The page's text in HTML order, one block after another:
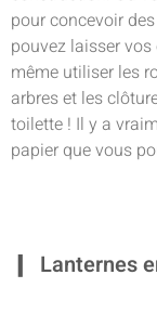
pour concevoir
pouvez laisser
même utiliser les
arbres et les
toilette ! Il y a
papier que vous
Lanternes